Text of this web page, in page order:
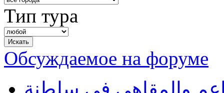
Тип тура
Обсуждаемое на форуме
والمقاهي في سلطنة